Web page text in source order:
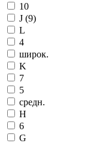
10
J (9)
L
4
широк.
K
7
5
средн.
H
6
G